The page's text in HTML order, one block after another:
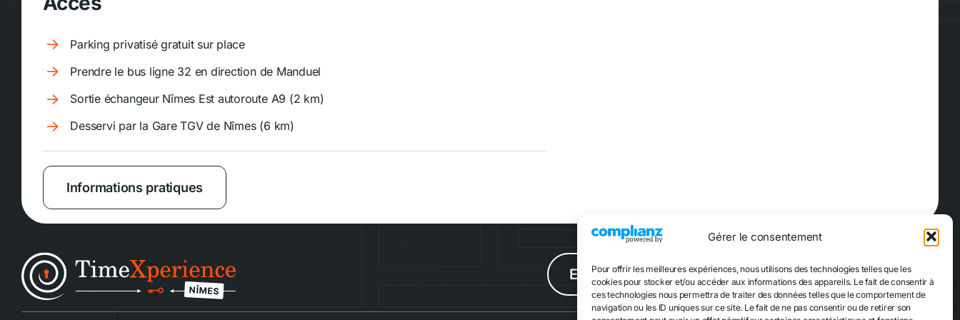
Gérer le consentement
Pour offrir les meilleures expériences, nous utilisons des technologies telles que les
cookies pour stocker et/ou accéder aux informations des appareils. Le fait de consentir à
ces technologies nous permettra de traiter des données telles que le comportement de
navigation ou les ID uniques sur ce site. Le fait de ne pas consentir ou de retirer son
Parking privatisé gratuit sur place
Prendre le bus ligne 32 en direction de Manduel
Sortie échangeur Nîmes Est autoroute A9 (2 km)
Desservi par la Gare TGV de Nîmes (6 km)
Informations pratiques
Escape game Quiz Game Réserver